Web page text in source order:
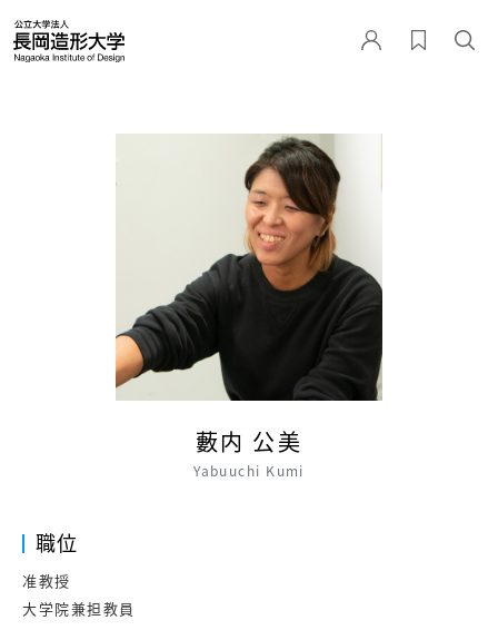
藪内 公美
Yabuuchi Kumi
職位
准教授
大学院兼担教員